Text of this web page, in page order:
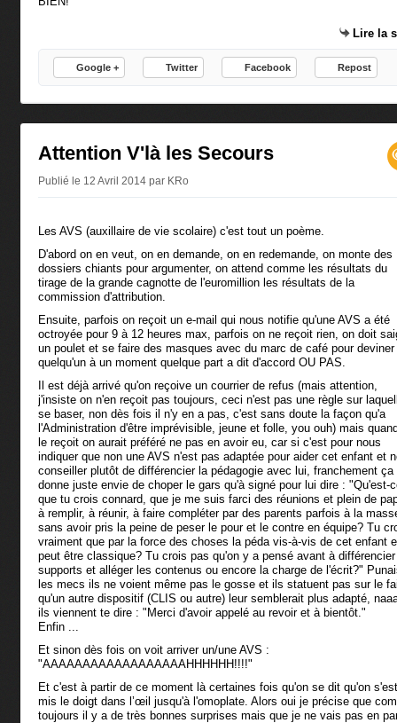
Lire la
Google + Twitter Facebook Repost
Attention V'là les Secours
Publié le 12 Avril 2014 par KRo
Les AVS (auxillaire de vie scolaire) c'est tout un poème.
D'abord on en veut, on en demande, on en redemande, on monte des
dossiers chiants pour argumenter, on attend comme les résultats du
tirage de la grande cagnotte de l'euromillion les résultats de la
commission d'attribution.
Ensuite, parfois on reçoit un e-mail qui nous notifie qu'une AVS a été
octroyée pour 9 à 12 heures max, parfois on ne reçoit rien, on doit
un poulet et se faire des masques avec du marc de café pour
quelqu'un à un moment quelque part a dit d'accord OU PAS.
Il est déjà arrivé qu'on reçoive un courrier de refus (mais attention,
j'insiste on n'en reçoit pas toujours, ceci n'est pas une règle sur
se baser, non dès fois il n'y en a pas, c'est sans doute la façon qu'a
l'Administration d'être imprévisible, jeune et folle, you ouh) mais
le reçoit on aurait préféré ne pas en avoir eu, car si c'est pour nous
indiquer que non une AVS n'est pas adaptée pour aider cet enfant et
conseiller plutôt de différencier la pédagogie avec lui, franchement ça
donne juste envie de choper le gars qu'à signé pour lui dire : "Qu'est-
que tu crois connard, que je me suis farci des réunions et plein de
à remplir, à réunir, à faire compléter par des parents parfois à la
sans avoir pris la peine de peser le pour et le contre en équipe? Tu
vraiment que par la force des choses la péda vis-à-vis de cet enfant
peut être classique? Tu crois pas qu'on y a pensé avant à
supports et alléger les contenus ou encore la charge de l'écrit?"
les mecs ils ne voient même pas le gosse et ils statuent pas sur le
qu'un autre dispositif (CLIS ou autre) leur semblerait plus adapté,
ils viennent te dire : "Merci d'avoir appelé au revoir et à bientôt."
Enfin ...
Et sinon dès fois on voit arriver un/une AVS :
"AAAAAAAAAAAAAAAAAAHHHHHH!!!!"
Et c'est à partir de ce moment là certaines fois qu'on se dit qu'on s'est
mis le doigt dans l’œil jusqu'à l'omoplate. Alors oui je précise que
toujours il y a de très bonnes surprises mais que je ne vais pas en